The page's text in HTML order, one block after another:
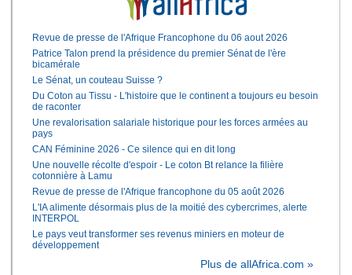
Revue de presse de l'Afrique Francophone du 06 aout 2026
Patrice Talon prend la présidence du premier Sénat de l'ère
bicamérale
Le Sénat, un couteau Suisse ?
Du Coton au Tissu - L'histoire que le continent a toujours eu besoin
de raconter
Une revalorisation salariale historique pour les forces armées au
pays
CAN Féminine 2026 - Ce silence qui en dit long
Une nouvelle récolte d'espoir - Le coton Bt relance la filière
cotonnière à Lamu
Revue de presse de l'Afrique francophone du 05 août 2026
L'IA alimente désormais plus de la moitié des cybercrimes, alerte
INTERPOL
Le pays veut transformer ses revenus miniers en moteur de
développement
Plus de allAfrica.com »